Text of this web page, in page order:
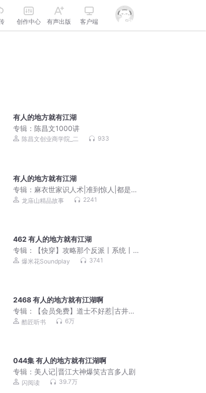
创作中心 有声出版 客户端
有人的地方就有江湖
专辑：陈昌文1000讲
陈昌文创业商学院_二 933
有人的地方就有江湖
专辑： 麻衣世家识人术|准到惊人|都是祖
宗经验之谈
龙庙山精品故事 2241
462 有人的地方就有江湖
专辑：
【快穿】攻略那个反派丨系统丨
搞笑丨双男主
爆米花Soundplay 3741
2468 有人的地方就有江湖啊
专辑：
【会员免费】道士不好惹|古井观
传奇|嘉伟演播
酷匠听书 6万
044集 有人的地方就有江湖啊
专辑： 美人记|晋江大神爆笑古言多人剧
闪阅读 39.7万